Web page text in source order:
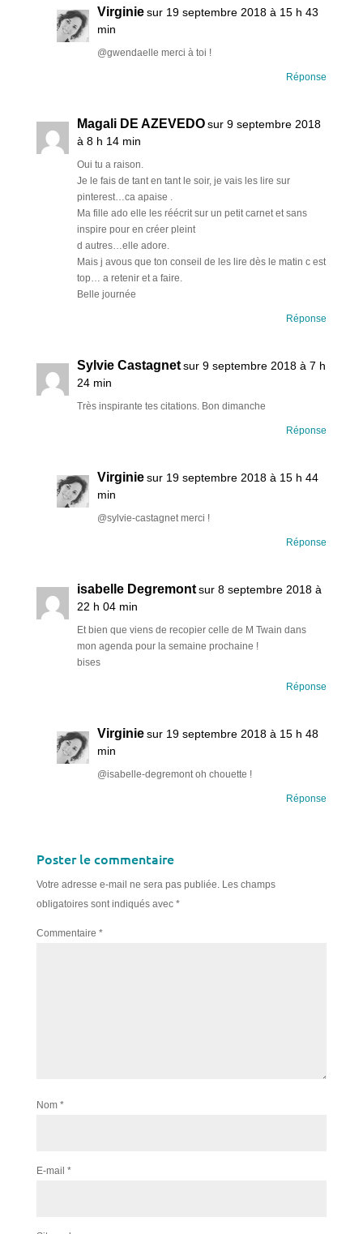
Virginie sur 19 septembre 2018 à 15 h 43
min
@gwendaelle merci à toi !
Réponse
Magali DE AZEVEDO sur 9 septembre 2018
à 8 h 14 min
Oui tu a raison.
Je le fais de tant en tant le soir, je vais les lire sur
pinterest…ca apaise .
Ma fille ado elle les réécrit sur un petit carnet et sans
inspire pour en créer pleint
d autres…elle adore.
Mais j avous que ton conseil de les lire dès le matin c est
top… a retenir et a faire.
Belle journée
Réponse
Sylvie Castagnet sur 9 septembre 2018 à 7 h
24 min
Très inspirante tes citations. Bon dimanche
Réponse
Virginie sur 19 septembre 2018 à 15 h 44
min
@sylvie-castagnet merci !
Réponse
isabelle Degremont sur 8 septembre 2018 à
22 h 04 min
Et bien que viens de recopier celle de M Twain dans
mon agenda pour la semaine prochaine !
bises
Réponse
Virginie sur 19 septembre 2018 à 15 h 48
min
@isabelle-degremont oh chouette !
Réponse
Poster le commentaire
Votre adresse e-mail ne sera pas publiée. Les champs
obligatoires sont indiqués avec *
Commentaire *
Nom *
E-mail *